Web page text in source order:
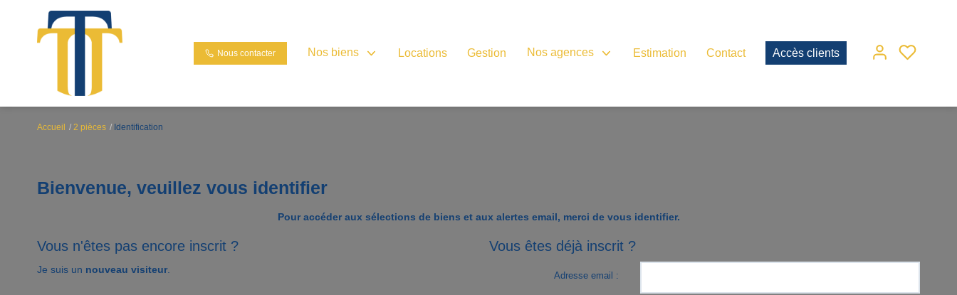
Nous contacter Nos biens Locations Gestion Nos agences Estimation Contact Accès clients
Accueil 2 pièces Identification
Bienvenue, veuillez vous identifier
Pour accéder aux sélections de biens et aux alertes email, merci de vous identifier.
Vous n'êtes pas encore inscrit ?
Je suis un nouveau visiteur
Vous êtes déjà inscrit ?
Adresse email :